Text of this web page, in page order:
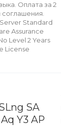
Оплата за 2
соглашения.
Standard
Assurance
Level 2 Years
License
SA
Y3 AP